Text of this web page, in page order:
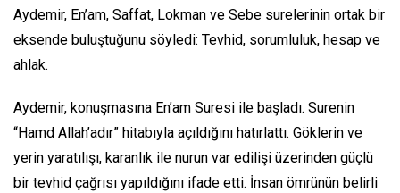
Aydemir, En’am, Saffat, Lokman ve Sebe surelerinin ortak bir
eksende buluştuğunu söyledi: Tevhid, sorumluluk, hesap ve
ahlak.
Aydemir, konuşmasına En’am Suresi ile başladı. Surenin
“Hamd Allah’adır” hitabıyla açıldığını hatırlattı. Göklerin ve
yerin yaratılışı, karanlık ile nurun var edilişi üzerinden güçlü
bir tevhid çağrısı yapıldığını ifade etti. İnsan ömrünün belirli